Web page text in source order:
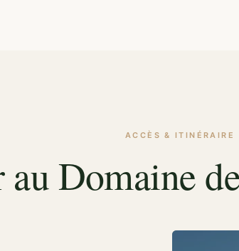
ACCÈS & ITINÉRAIRE
Domaine